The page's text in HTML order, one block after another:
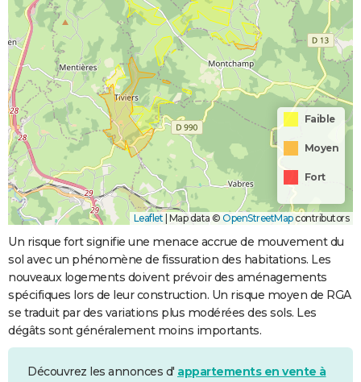
Faible
Moyen
Fort
Leaflet Map data © OpenStreetMapcontributors
Un risque fort signifie une menace accrue de mouvement du
sol avec un phénomène de fissuration des habitations. Les
nouveaux logements doivent prévoir des aménagements
spécifiques lors de leur construction. Un risque moyen de RGA
se traduit par des variations plus modérées des sols. Les
dégâts sont généralement moins importants.
Découvrez les annonces d' appartements en vente à